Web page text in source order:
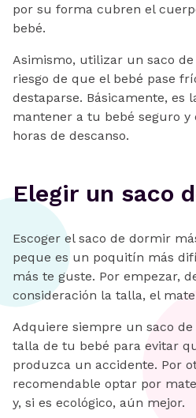
por su forma cubren el
bebé.
Asimismo, utilizar un saco
riesgo de que el bebé pase
destaparse. Básicamente, es
mantener a tu bebé seguro
horas de descanso.
Elegir un saco
Escoger el saco de dormir
peque es un poquitín más
más te guste. Por empezar,
consideración la talla, el
Adquiere siempre un saco
talla de tu bebé para evitar
produzca un accidente. Por
recomendable optar por
y, si es ecológico, aún mejor.